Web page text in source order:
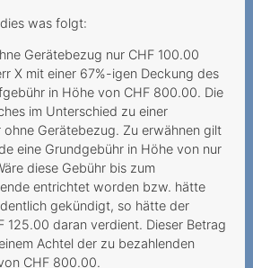
was folgt:
Gerätebezug nur CHF 100.00
X mit einer 67%-igen Deckung des
in Höhe von CHF 800.00. Die
im Unterschied zu einer
Gerätebezug. Zu erwähnen gilt
eine Grundgebühr in Höhe von nur
diese Gebühr bis zum
entrichtet worden bzw. hätte
gekündigt, so hätte der
125.00 daran verdient. Dieser Betrag
Achtel der zu bezahlenden
CHF 800.00.
Irreführende
Abonnementsangaben und
wesentlicher Irrtum
Unbekannte Rufnummer im
Kundenkonto
Verfall des Prepaid-
Guthabens infolge
Nichtgebrauchs
Urteilsunfähigkeit infolge
psychischer Erkrankung